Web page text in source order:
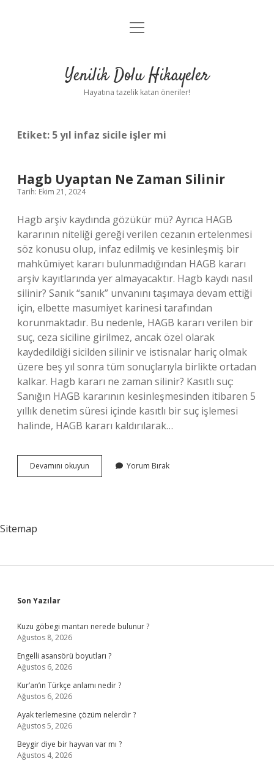
Anasayfa
Yasal Uyarı
menüyü
Yenilik Dolu Hikayeler
Hayatına tazelik katan öneriler!
Etiket: 5 yıl infaz sicile işler mi
Hagb Uyaptan Ne Zaman Silinir
Tarih: Ekim 21, 2024
Hagb arşiv kaydında gözükür mü? Ayrıca HAGB
kararının niteliği gereği verilen cezanın ertelenmesi
söz konusu olup, infaz edilmiş ve kesinleşmiş bir
mahkûmiyet kararı bulunmadığından HAGB kararı
arşiv kayıtlarında yer almayacaktır. Hagb kaydı nasıl
silinir? Sanık “sanık” unvanını taşımaya devam ettiği
için, elbette masumiyet karinesi tarafından
korunmaktadır. Bu nedenle, HAGB kararı verilen bir
suç, ceza siciline girilmez, ancak özel olarak
kaydedildiği sicilden silinir ve istisnalar hariç olmak
üzere beş yıl sonra tüm sonuçlarıyla birlikte ortadan
kalkar. Hagb kararı ne zaman silinir? Kasıtlı suç:
Sanığın HAGB kararının kesinleşmesinden itibaren 5
yıllık denetim süresi içinde kasıtlı bir suç işlemesi
halinde, HAGB kararı kaldırılarak…
Devamını okuyun
Uyaptan
Yorum Bırak
Sitemap
Sidebar
Son Yazılar
Kuzu göbegi mantarı nerede bulunur ?
Ağustos 8, 2026
Engelli asansörü boyutları ?
Ağustos 6, 2026
Kur’an’ın Türkçe anlamı nedir ?
Ağustos 6, 2026
Ayak terlemesine çözüm nelerdir ?
Ağustos 5, 2026
Beygir diye bir hayvan var mı ?
Ağustos 4, 2026